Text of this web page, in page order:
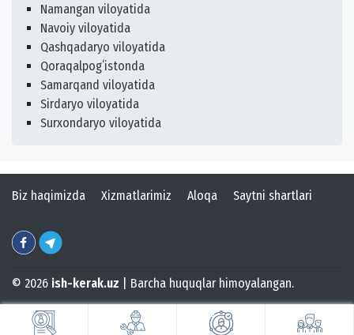
Namangan viloyatida
Navoiy viloyatida
Qashqadaryo viloyatida
Qoraqalpogʻistonda
Samarqand viloyatida
Sirdaryo viloyatida
Surxondaryo viloyatida
Biz haqimizda Xizmatlarimiz Aloqa Saytni shartlari
© 2026 ish-kerak.uz | Barcha huquqlar himoyalangan.